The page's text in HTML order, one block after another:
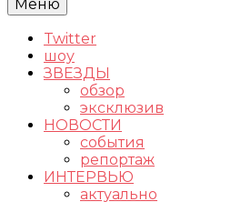
Меню
Twitter
шоу
ЗВЕЗДЫ
обзор
эксклюзив
НОВОСТИ
события
репортаж
ИНТЕРВЬЮ
актуально